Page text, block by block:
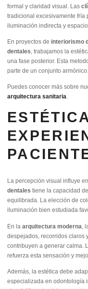
formal y claridad visual. Las
tradicional excesivamente fría
iluminación indirecta y
En proyectos de interiorismo
dentales , trabajamos la
una fase posterior. Esta
parte de un conjunto armónico.
Puedes conocer más sobre
arquitectura sanitaria
La percepción visual influye
dentales tiene la capacidad
equilibrada. La elección de
iluminación bien estudiada
En la arquitectura moderna ,
despejados, recorridos claros
contribuyen a generar calma.
refuerza esta sensación y
Además, la estética debe
especializada en odontología